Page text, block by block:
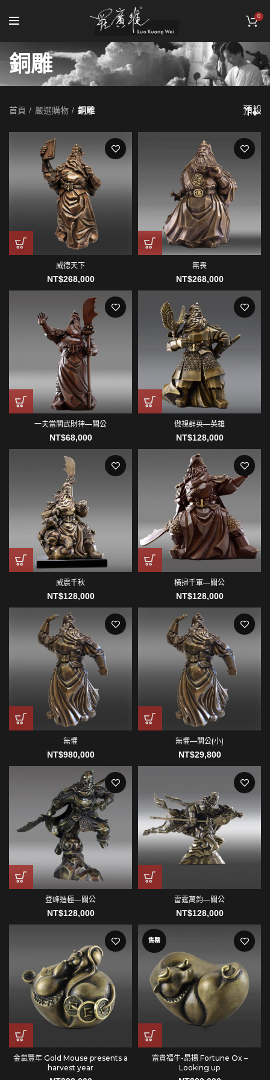
0
銅雕
首頁 嚴選購物 銅雕
威德天下
NT$268,000
無畏
NT$268,000
一夫當關武財神—關公
NT$68,000
傲視群英—英雄
NT$128,000
威震千秋
NT$128,000
橫掃千軍—關公
NT$128,000
無懼
NT$980,000
無懼—關公(小)
NT$29,800
登峰造極—關公
NT$128,000
雷霆萬鈞—關公
NT$128,000
金鼠豐年 Gold Mouse presents a
harvest year
售罄
富貴福牛-昂揚 Fortune Ox –
Looking up